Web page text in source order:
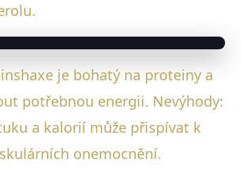
je bohatý na proteiny a
potřebnou energii. Nevýhody:
a kalorií může přispívat k
onemocnění.